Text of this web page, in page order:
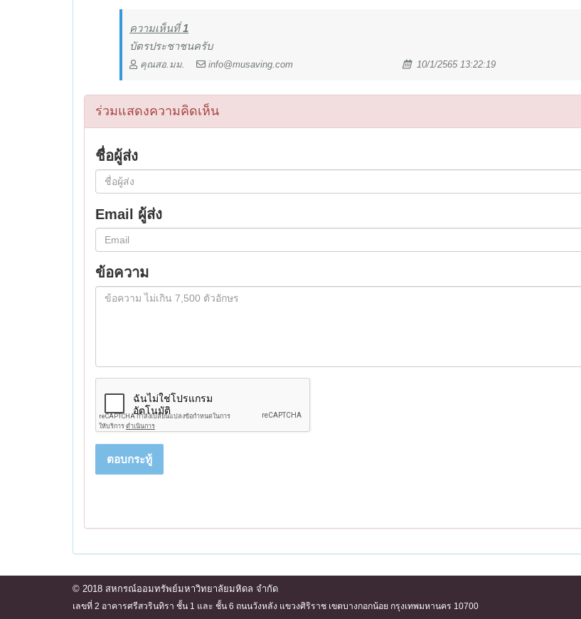
ความเห็นที่1
บัตรประชาชนครับ
คุณสอ.มม. info@musaving.com 10/1/2565 13:22:19
ร่วมแสดงความคิดเห็น
ชื่อผู้ส่ง
Email ผู้ส่ง
ข้อความ
ตอบกระทู้
© 2018 สหกรณ์ออมทรัพย์มหาวิทยาลัยมหิดล จำกัด
เลขที่ 2 อาคารศรีสวรินทิรา ชั้น 1 และ ชั้น 6 ถนนวังหลัง แขวงศิริราช เขตบางกอกน้อย กรุงเทพมหานคร 10700